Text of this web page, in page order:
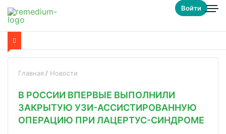
Войти
Главная Новости
В РОССИИ ВПЕРВЫЕ ВЫПОЛНИЛИ
ЗАКРЫТУЮ УЗИ-АССИСТИРОВАННУЮ
ОПЕРАЦИЮ ПРИ ЛАЦЕРТУС-СИНДРОМЕ